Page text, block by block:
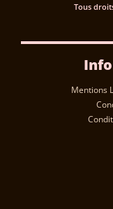
Tous
Mentions